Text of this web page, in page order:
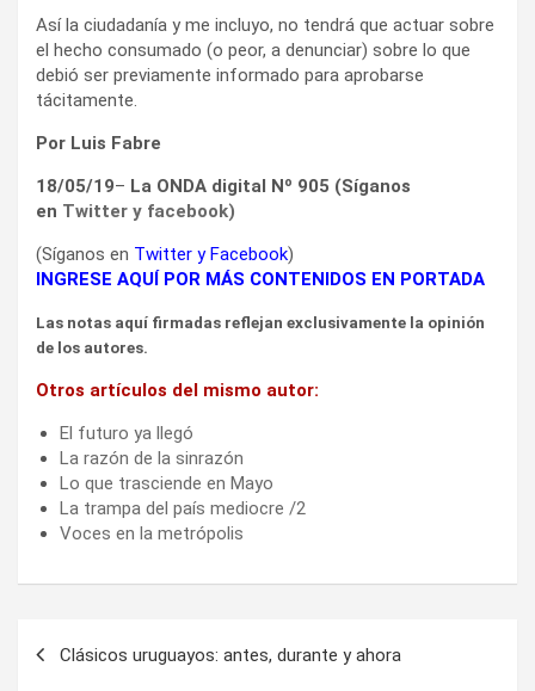
Así la ciudadanía y me incluyo, no tendrá que actuar sobre
el hecho consumado (o peor, a denunciar) sobre lo que
debió ser previamente informado para aprobarse
tácitamente.
Por Luis Fabre
18/05/19– La ONDA digital Nº 905 (Síganos
en Twitter y facebook)
(Síganos en Twitter yFacebook)
INGRESE AQUÍ POR MÁS CONTENIDOS EN PORTADA
Las notas aquí firmadas reflejan exclusivamente la opinión
de los autores.
Otros artículos del mismo autor:
El futuro ya llegó
La razón de la sinrazón
Lo que trasciende en Mayo
La trampa del país mediocre /2
Voces en la metrópolis
Clásicos uruguayos: antes, durante y ahora